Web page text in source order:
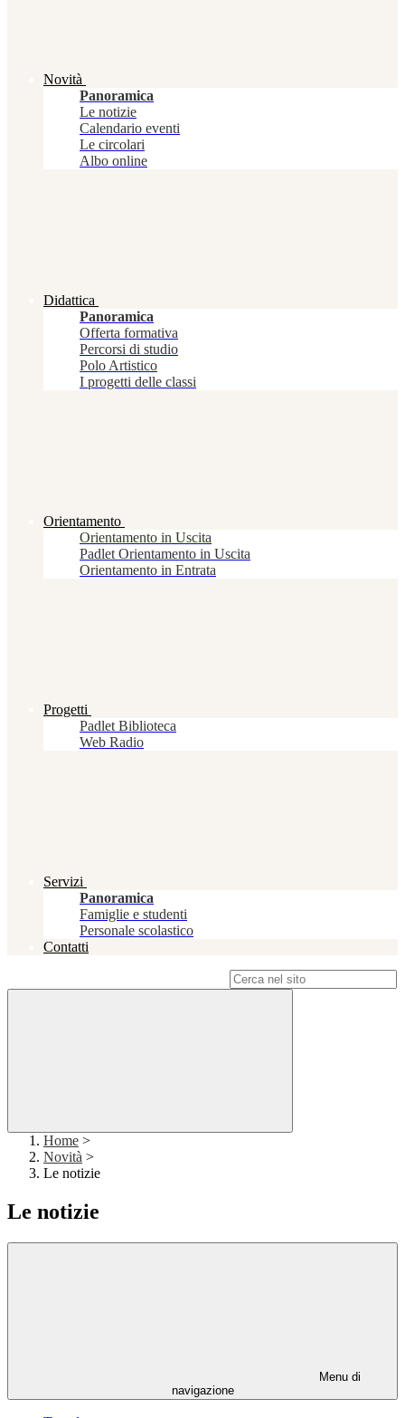
Novità
Panoramica
Le notizie
Calendario eventi
Le circolari
Albo online
Didattica
Panoramica
Offerta formativa
Percorsi di studio
Polo Artistico
I progetti delle classi
Orientamento
Orientamento in Uscita
Padlet Orientamento in Uscita
Orientamento in Entrata
Progetti
Padlet Biblioteca
Web Radio
Servizi
Panoramica
Famiglie e studenti
Personale scolastico
Contatti
Home >
Novità >
Le notizie
Le notizie
Menu di
navigazione